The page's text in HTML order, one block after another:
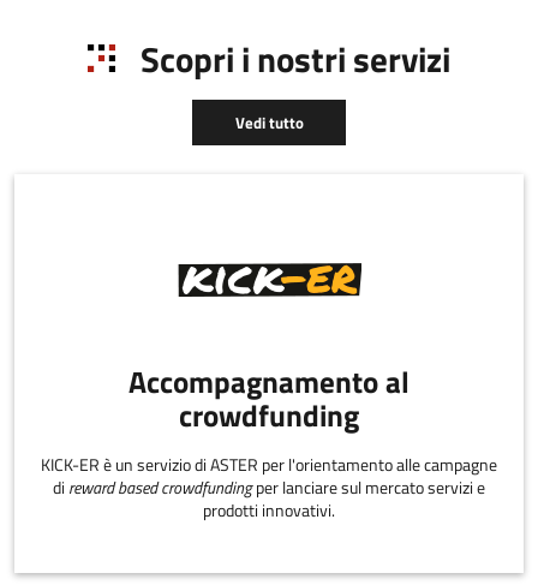
Scopri i nostri servizi
Vedi tutto
Accompagnamento al
crowdfunding
KICK-ER è un servizio di ASTER per l'orientamento alle campagne
di reward based crowdfundingper lanciare sul mercato servizi e
prodotti innovativi.